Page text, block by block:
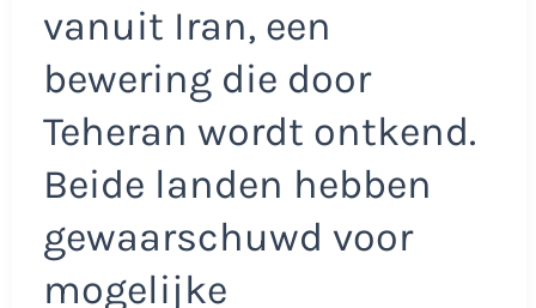
vanuit Iran, een
bewering die door
Teheran wordt ontkend.
Beide landen hebben
gewaarschuwd voor
mogelijke